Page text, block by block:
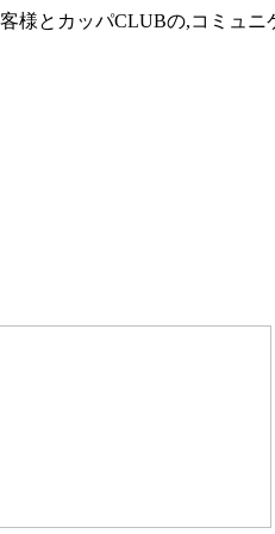
とカッパCLUBの,コミュニ